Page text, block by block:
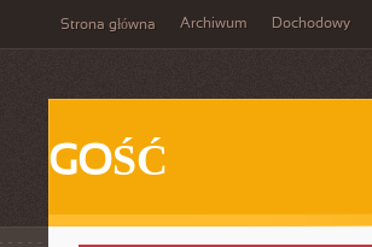
Strona główna Archiwum Dochodowy
GOŚĆ